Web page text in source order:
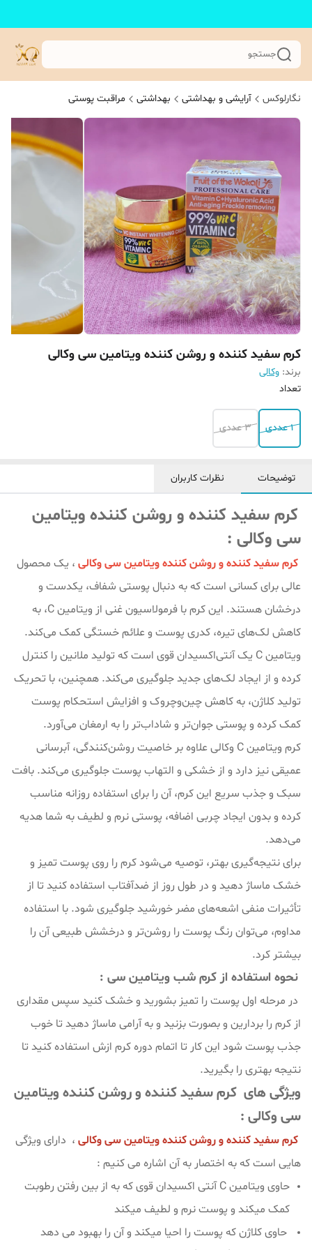
جستجو
نگارلوکس آرایشی و بهداشتی بهداشتی مراقبت پوستی
کرم سفید کننده و روشن کننده ویتامین سی وکالی
برند: وکالی
تعداد
1 عددی 3 عددی
توضیحات نظرات کاربران
کرم سفید کننده و روشن کننده ویتامین
سی وکالی :
کرم سفید کننده و روشن کننده ویتامین سی وکالی ، یک محصول
عالی برای کسانی است که به دنبال پوستی شفاف، یکدست و
درخشان هستند. این کرم با فرمولاسیون غنی از ویتامین C، به
کاهش لک‌های تیره، کدری پوست و علائم خستگی کمک می‌کند.
ویتامین C یک آنتی‌اکسیدان قوی است که تولید ملانین را کنترل
کرده و از ایجاد لک‌های جدید جلوگیری می‌کند. همچنین، با تحریک
تولید کلاژن، به کاهش چین‌وچروک و افزایش استحکام پوست
کمک کرده و پوستی جوان‌تر و شاداب‌تر را به ارمغان می‌آورد.
کرم ویتامین C وکالی علاوه بر خاصیت روشن‌کنندگی، آبرسانی
عمیقی نیز دارد و از خشکی و التهاب پوست جلوگیری می‌کند. بافت
سبک و جذب سریع این کرم، آن را برای استفاده روزانه مناسب
کرده و بدون ایجاد چربی اضافه، پوستی نرم و لطیف به شما هدیه
می‌دهد.
برای نتیجه‌گیری بهتر، توصیه می‌شود کرم را روی پوست تمیز و
خشک ماساژ دهید و در طول روز از ضدآفتاب استفاده کنید تا از
تأثیرات منفی اشعه‌های مضر خورشید جلوگیری شود. با استفاده
مداوم، می‌توان رنگ پوست را روشن‌تر و درخشش طبیعی آن را
بیشتر کرد.
نحوه استفاده از کرم شب ویتامین سی :
در مرحله اول پوست را تمیز بشورید و خشک کنید سپس مقداری
از کرم را بردارین و بصورت بزنید و به آرامی ماساژ دهید تا خوب
جذب پوست شود این کار تا اتمام دوره کرم ازش استفاده کنید تا
نتیجه بهتری را بگیرید.
ویژگی های کرم سفید کننده و روشن کننده ویتامین
سی وکالی :
کرم سفید کننده و روشن کننده ویتامین سی وکالی ، دارای ویژگی
هایی است که به اختصار به آن اشاره می کنیم :
حاوی ویتامین C آنتی اکسیدان قوی که به از بین رفتن رطوبت
کمک میکند و پوست نرم و لطیف میکند
حاوی کلاژن که پوست را احیا میکند و آن را بهبود می دهد